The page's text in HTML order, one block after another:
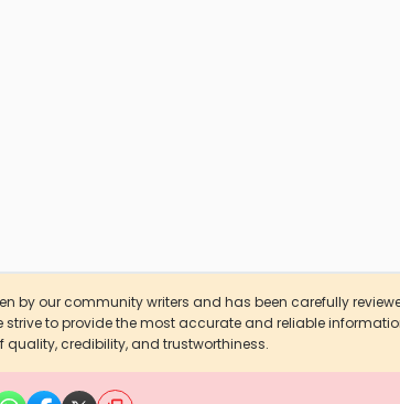
by our community writers and has been carefully
strive to provide the most accurate and reliable
credibility, and trustworthiness.